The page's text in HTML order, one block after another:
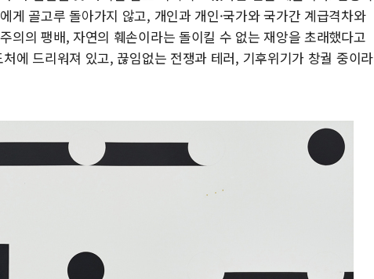
게 골고루 돌아가지 않고, 개인과 개인·국가와 국가간 계급격차와
의의 팽배, 자연의 훼손이라는 돌이킬 수 없는 재앙을 초래했다고
에 드리워져 있고, 끊임없는 전쟁과 테러, 기후위기가 창궐 중이라